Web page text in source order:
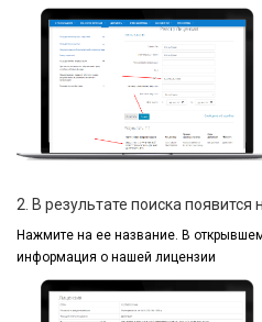
2. В результате поиска
Нажмите на ее название. В
информация о нашей лицензии